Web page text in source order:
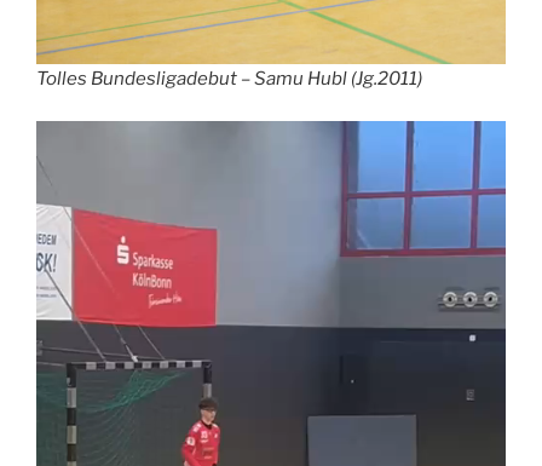
Tolles Bundesligadebut – Samu Hubl (Jg.2011)
Player